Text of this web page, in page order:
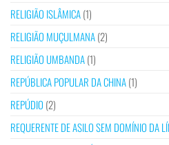
RELIGIÃO ISLÂMICA(1)
RELIGIÃO MUÇULMANA(2)
RELIGIÃO UMBANDA(1)
REPÚBLICA POPULAR DA CHINA(1)
REPÚDIO (2)
REQUERENTE DE ASILO SEM DOMÍNIO DA